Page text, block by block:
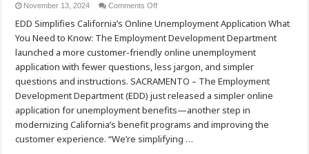
게
료
November 13, 2024 Comments Offon
New
Unemployment
Benefits
–
Easier
and
Faster
to
Complete
EDD Simplifies California’s Online Unemployment Application What
You Need to Know: The Employment Development Department
launched a more customer-friendly online unemployment
application with fewer questions, less jargon, and simpler
questions and instructions. SACRAMENTO – The Employment
Development Department (EDD) just released a simpler online
application for unemployment benefits—another step in
modernizing California’s benefit programs and improving the
customer experience. “We’re simplifying …